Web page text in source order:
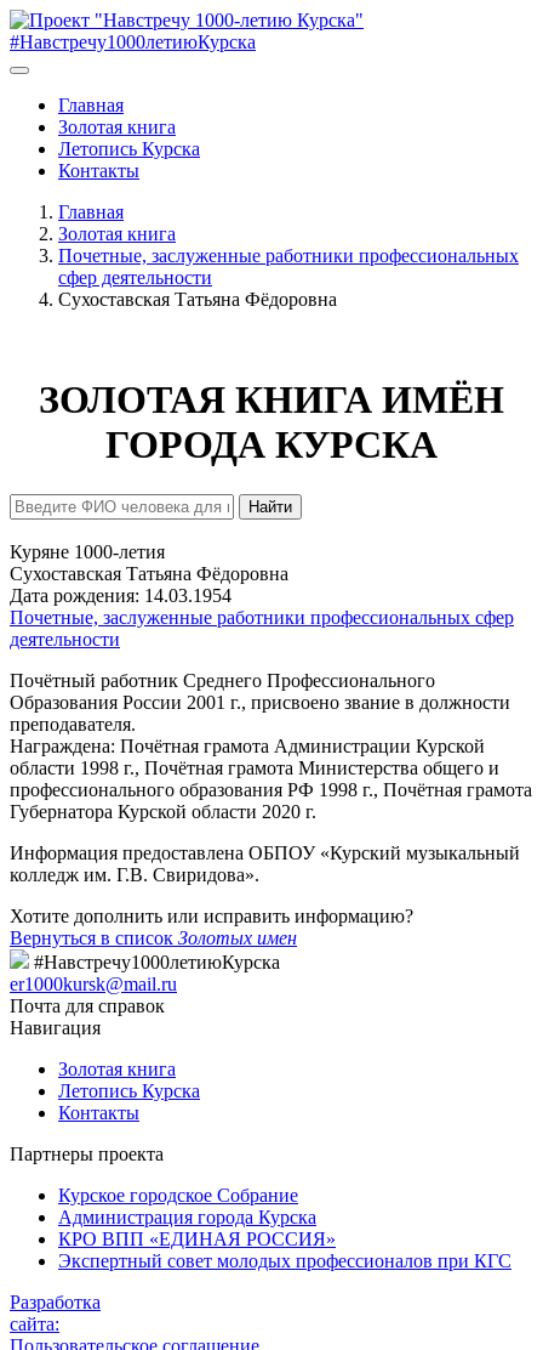
#Навстречу1000летиюКурска
Главная
Золотая книга
Летопись Курска
Контакты
Главная
Золотая книга
Почетные, заслуженные работники профессиональных
сфер деятельности
Сухоставская Татьяна Фёдоровна
ЗОЛОТАЯ КНИГА ИМЁН
ГОРОДА КУРСКА
Найти
Куряне 1000-летия
Сухоставская Татьяна Фёдоровна
Дата рождения: 14.03.1954
Почетные, заслуженные работники профессиональных сфер
деятельности
Почётный работник Среднего Профессионального
Образования России 2001 г., присвоено звание в должности
преподавателя.
Награждена: Почётная грамота Администрации Курской
области 1998 г., Почётная грамота Министерства общего и
профессионального образования РФ 1998 г., Почётная грамота
Губернатора Курской области 2020 г.
Информация предоставлена ОБПОУ «Курский музыкальный
колледж им. Г.В. Свиридова».
Хотите дополнить или исправить информацию?
Вернуться в список Золотых имен
#Навстречу1000летиюКурска
er1000kursk@mail.ru
Почта для справок
Навигация
Золотая книга
Летопись Курска
Контакты
Партнеры проекта
Курское городское Собрание
Администрация города Курска
КРО ВПП «ЕДИНАЯ РОССИЯ»
Экспертный совет молодых профессионалов при КГС
Разработка
сайта:
Пользовательское соглашение